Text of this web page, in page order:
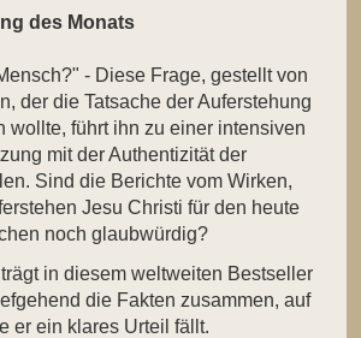
des Monats
- Diese Frage, gestellt von
der die Tatsache der Auferstehung
wollte, führt ihn zu einer intensiven
mit der Authentizität der
Sind die Berichte vom Wirken,
Jesu Christi für den heute
noch glaubwürdig?
in diesem weltweiten Bestseller
die Fakten zusammen, auf
er ein klares Urteil fällt.